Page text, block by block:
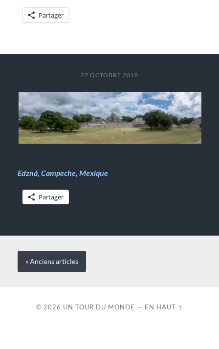
Partager
27 OCTOBRE 2018
Edzná, Campeche, Mexique
Partager
« Anciensarticles
© 2026 UN TOUR DU MONDE — EN HAUT ↑